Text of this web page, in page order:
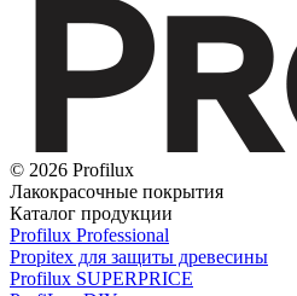
© 2026 Profilux
Лакокрасочные покрытия
Каталог продукции
Profilux Professional
Propitex для защиты древесины
Profilux SUPERPRICE